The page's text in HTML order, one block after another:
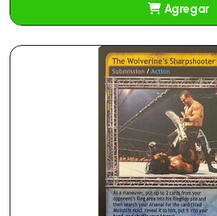
Agregar